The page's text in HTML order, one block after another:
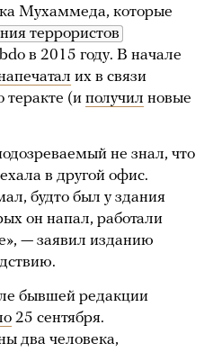
Мухаммеда, которые
террористов
в 2015 году. В начале
их в связи
теракте (и получил новые
не знал, что
в другой офис.
будто был у здания
он напал, работали
— заявил изданию
бывшей редакции
25 сентября.
два человека,